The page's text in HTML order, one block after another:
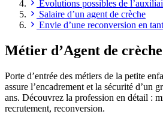
Évolutions possibles de
Salaire d’un agent de crèche
Envie d’une reconversion en
Métier d’Agent de crèche
Porte d’entrée des métiers de la petite
assure l’encadrement et la sécurité d’un
ans. Découvrez la profession en détail :
recrutement, reconversion.